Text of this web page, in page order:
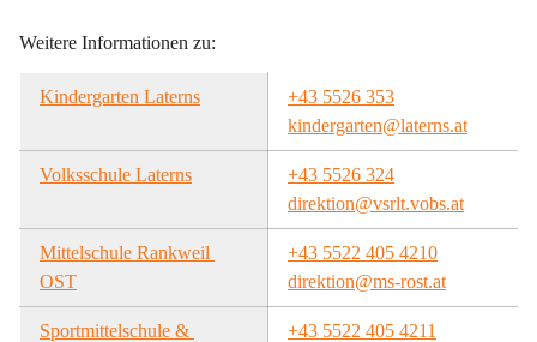
Weitere Informationen zu:
Kindergarten Laterns
+43 5526 353
kindergarten@laterns.at
Volksschule Laterns
+43 5526 324
direktion@vsrlt.vobs.at
Mittelschule Rankweil
OST
+43 5522 405 4210
direktion@ms-rost.at
Sportmittelschule &
+43 5522 405 4211